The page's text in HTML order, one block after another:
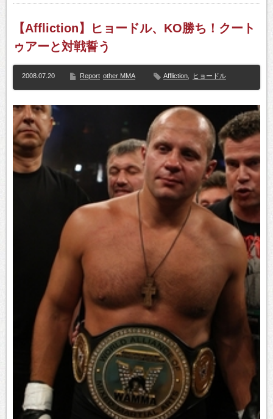
【Affliction】ヒョードル、KO勝ち！クート
ゥアーと対戦誓う
2008.07.20 Report other MMA Affliction ヒョードル